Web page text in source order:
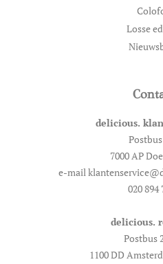
Losse
delicious.
7000 AP
e-mail
020 894
delicious.
Postbus
1100 DD